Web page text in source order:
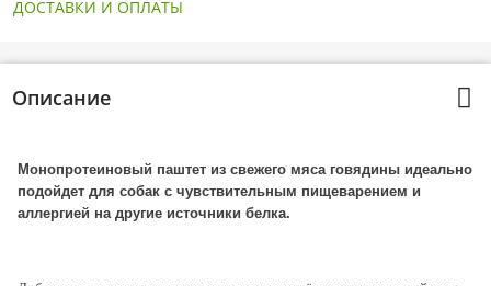
ДОСТАВКИ И ОПЛАТЫ
Описание
Монопротеиновый паштет из свежего мяса говядины идеально
подойдет для собак с чувствительным пищеварением и
аллергией на другие источники белка.